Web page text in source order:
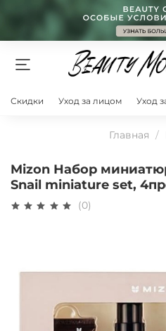
Скидки Уход за лицом Уход
Главная
Mizon Набор
Snail miniature set,
(0)